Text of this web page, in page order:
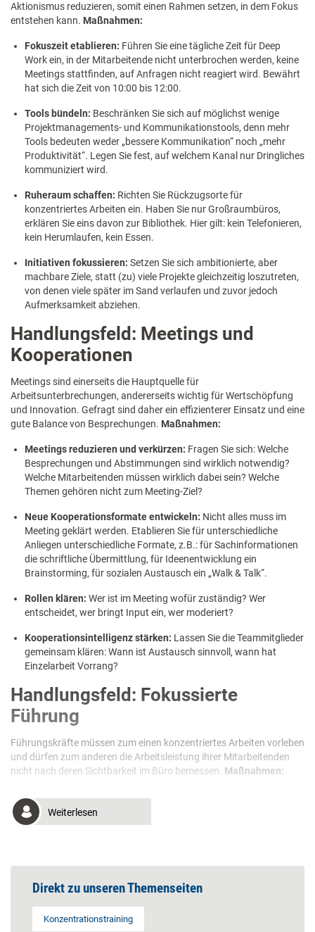
Aktionismus reduzieren, somit einen Rahmen setzen, in dem Fokus
entstehen kann. Maßnahmen:
Fokuszeit etablieren: Führen Sie eine tägliche Zeit für Deep
Work ein, in der Mitarbeitende nicht unterbrochen werden, keine
Meetings stattfinden, auf Anfragen nicht reagiert wird. Bewährt
hat sich die Zeit von 10:00 bis 12:00.
Tools bündeln: Beschränken Sie sich auf möglichst wenige
Projektmanagements- und Kommunikationstools, denn mehr
Tools bedeuten weder „bessere Kommunikation“ noch „mehr
Produktivität“. Legen Sie fest, auf welchem Kanal nur Dringliches
kommuniziert wird.
Ruheraum schaffen: Richten Sie Rückzugsorte für
konzentriertes Arbeiten ein. Haben Sie nur Großraumbüros,
erklären Sie eins davon zur Bibliothek. Hier gilt: kein Telefonieren,
kein Herumlaufen, kein Essen.
Initiativen fokussieren: Setzen Sie sich ambitionierte, aber
machbare Ziele, statt (zu) viele Projekte gleichzeitig loszutreten,
von denen viele später im Sand verlaufen und zuvor jedoch
Aufmerksamkeit abziehen.
Handlungsfeld: Meetings und
Kooperationen
Meetings sind einerseits die Hauptquelle für
Arbeitsunterbrechungen, andererseits wichtig für Wertschöpfung
und Innovation. Gefragt sind daher ein effizienterer Einsatz und eine
gute Balance von Besprechungen. Maßnahmen:
Meetings reduzieren und verkürzen: Fragen Sie sich: Welche
Besprechungen und Abstimmungen sind wirklich notwendig?
Welche Mitarbeitenden müssen wirklich dabei sein? Welche
Themen gehören nicht zum Meeting-Ziel?
Neue Kooperationsformate entwickeln: Nicht alles muss im
Meeting geklärt werden. Etablieren Sie für unterschiedliche
Anliegen unterschiedliche Formate, z.B.: für Sachinformationen
die schriftliche Übermittlung, für Ideenentwicklung ein
Brainstorming, für sozialen Austausch ein „Walk & Talk“.
Rollen klären: Wer ist im Meeting wofür zuständig? Wer
entscheidet, wer bringt Input ein, wer moderiert?
Kooperationsintelligenz stärken: Lassen Sie die Teammitglieder
gemeinsam klären: Wann ist Austausch sinnvoll, wann hat
Einzelarbeit Vorrang?
Handlungsfeld: Fokussierte
Führung
Führungskräfte müssen zum einen konzentriertes Arbeiten vorleben
und dürfen zum anderen die Arbeitsleistung ihrer Mitarbeitenden
nicht nach deren Sichtbarkeit im Büro bemessen. Maßnahmen:
Weiterlesen
Direkt zu unseren Themenseiten
Konzentrationstraining